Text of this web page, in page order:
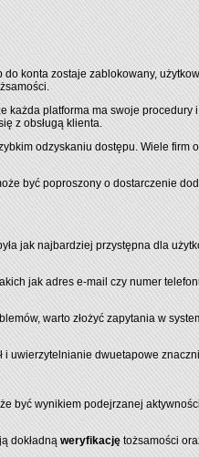
konta zostaje zablokowany,
platforma ma swoje
z obsługą klienta.
odzyskaniu dostępu. Wiele
być poproszony o dostarczenie
jak najbardziej przystępna dla
jak adres e-mail czy numer
warto złożyć zapytania w
dwuetapowe
być wynikiem podejrzanej
dokładną weryfikację tożsamości